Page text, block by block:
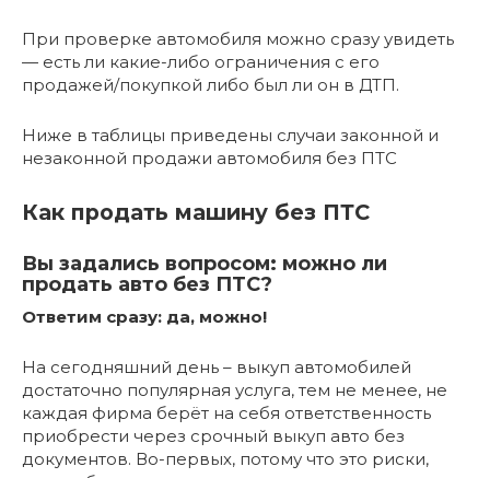
При проверке автомобиля можно сразу увидеть
— есть ли какие-либо ограничения с его
продажей/покупкой либо был ли он в ДТП.
Ниже в таблицы приведены случаи законной и
незаконной продажи автомобиля без ПТС
Как продать машину без ПТС
Вы задались вопросом: можно ли
продать авто без ПТС?
Ответим сразу: да, можно!
На сегодняшний день – выкуп автомобилей
достаточно популярная услуга, тем не менее, не
каждая фирма берёт на себя ответственность
приобрести через срочный выкуп авто без
документов. Во-первых, потому что это риски,